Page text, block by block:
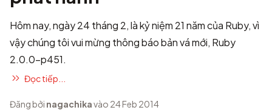
Hôm nay, ngày 24 tháng 2, là kỷ niệm 21 năm của Ruby, vì
vậy chúng tôi vui mừng thông báo bản vá mới, Ruby
2.0.0-p451.
Đọc tiếp...
Đăng bởi nagachikavào 24 Feb 2014